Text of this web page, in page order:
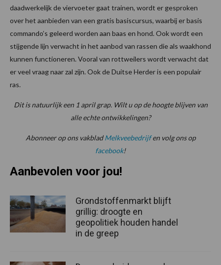
daadwerkelijk de viervoeter gaat trainen, wordt er gesproken
over het aanbieden van een gratis basiscursus, waarbij er basis
commando’s geleerd worden aan baas en hond. Ook wordt een
stijgende lijn verwacht in het aanbod van rassen die als waakhond
kunnen functioneren. Vooral van rottweilers wordt verwacht dat
er veel vraag naar zal zijn. Ook de Duitse Herder is een populair
ras.
Dit is natuurlijk een 1 april grap. Wilt u op de hoogte blijven van
alle echte ontwikkelingen?
Abonneer op ons vakbladMelkveebedrijfen volg ons op
facebook!
Aanbevolen voor jou!
Grondstoffenmarkt blijft
grillig: droogte en
geopolitiek houden handel
in de greep